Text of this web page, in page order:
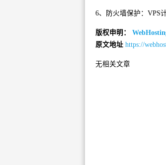
6、防火墙保护：VPS
版权申明：
原文地址 https://
无相关文章